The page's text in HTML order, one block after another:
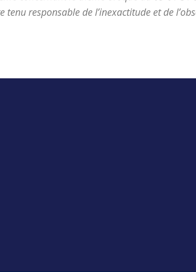
responsable de l’inexactitude et de